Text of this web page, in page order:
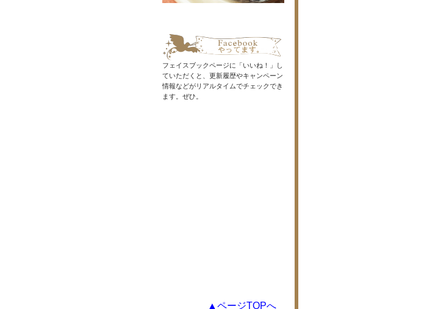
フェイスブックページに「いいね！」し
ていただくと、更新履歴やキャンペーン
情報などがリアルタイムでチェックでき
ます。ぜひ。
▲ページTOPへ